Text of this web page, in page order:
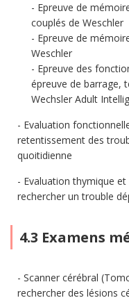
Epreuve de
couplés de Weschler
Epreuve de
Weschler
Epreuve des
épreuve de barrage,
Wechsler Adult
Evaluation
retentissement des
quoitidienne
Evaluation thymique
rechercher un trouble
4.3 Examens
Scanner cérébral
rechercher des lésions